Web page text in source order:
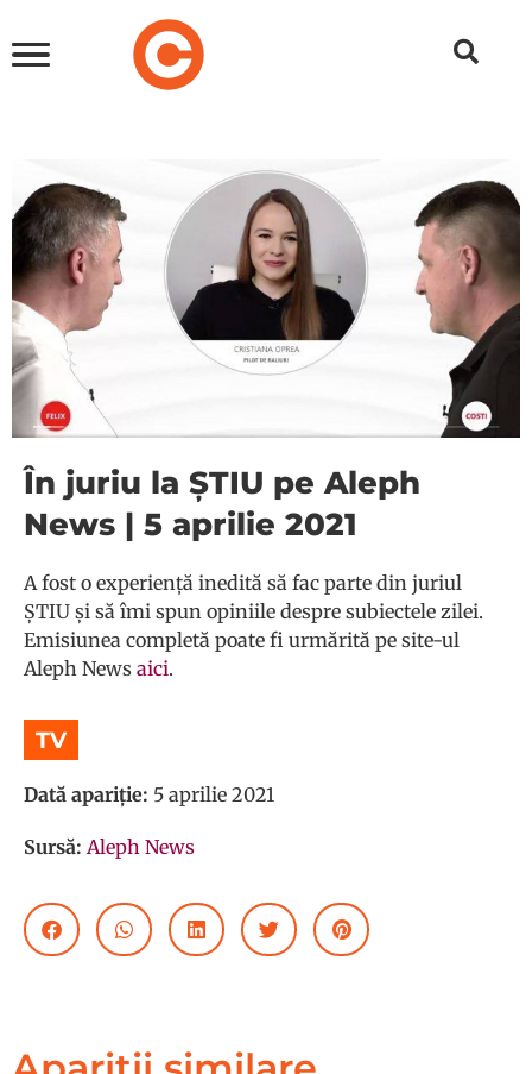
În juriu la ȘTIU pe Aleph
News | 5 aprilie 2021
A fost o experiență inedită să fac parte din juriul
ȘTIU și să îmi spun opiniile despre subiectele zilei.
Emisiunea completă poate fi urmărită pe site-ul
Aleph News aici.
TV
Dată apariție: 5 aprilie 2021
Sursă: Aleph News